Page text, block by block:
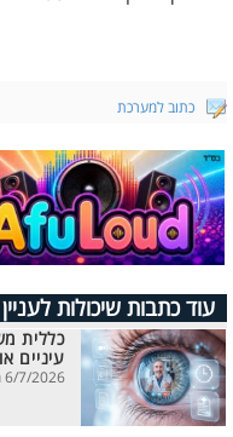
כתוב למערכת
עוד כתבות שיכולות
כללית
עיניים
6/7/2026 מערכת היום בעמק